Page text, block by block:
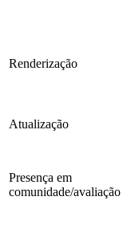
Renderização
Atualização
Presença em
comunidade/avaliação